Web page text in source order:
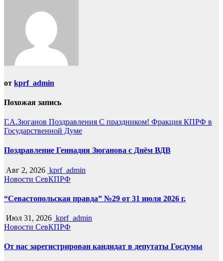
от kprf_admin
Похожая запись
Г.А.Зюганов Поздравления С праздником! Фракция КПРФ в
Государственной Думе
Поздравление Геннадия Зюганова с Днём ВДВ
Авг 2, 2026 kprf_admin
Новости СевКПРФ
“Севастопольская правда” №29 от 31 июля 2026 г.
Июл 31, 2026 kprf_admin
Новости СевКПРФ
От нас зарегистрирован кандидат в депутаты Госдумы